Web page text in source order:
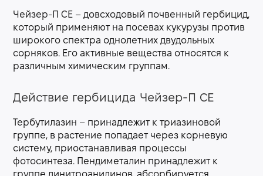
Чейзер-П СЕ – довсходовый почвенный гербицид,
который применяют на посевах кукурузы против
широкого спектра однолетних двудольных
сорняков. Его активные вещества относятся к
различным химическим группам.
Действие гербицида Чейзер-П СЕ
Тербутилазин – принадлежит к триазиновой
группе, в растение попадает через корневую
систему, приостанавливая процессы
фотосинтеза. Пендиметалин принадлежит к